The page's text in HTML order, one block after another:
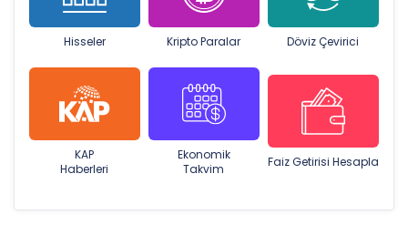
Hisseler Kripto Paralar Döviz Çevirici
KAP
Haberleri
Ekonomik
Takvim
Faiz Getirisi Hesapla